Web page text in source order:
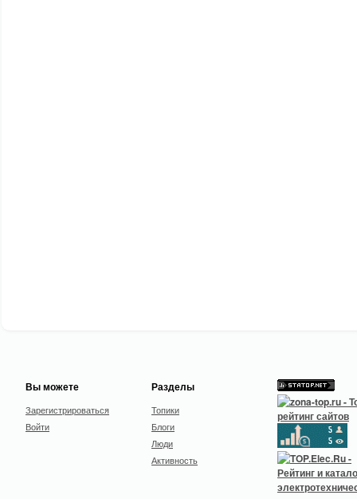
Вы можете
Зарегистрироваться
Войти
Разделы
Топики
Блоги
Люди
Активность